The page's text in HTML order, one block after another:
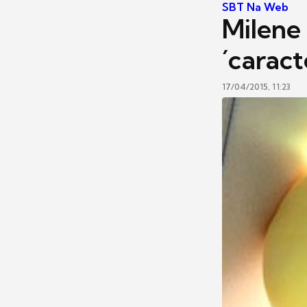
SBT Na Web
17/04/2015, 11:23